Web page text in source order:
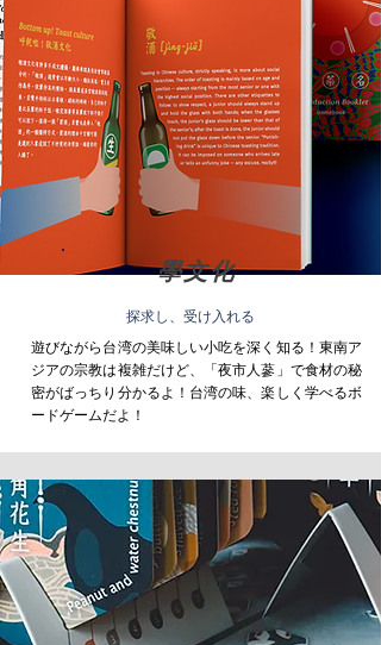
學文化
探求し、受け入れる
遊びながら台湾の美味しい小吃を深く知る！東南ア
ジアの宗教は複雑だけど、「夜市人蔘」で食材の秘
密がばっちり分かるよ！台湾の味、楽しく学べるボ
ードゲームだよ！